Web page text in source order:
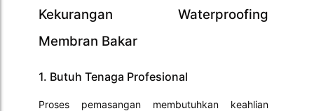
Kekurangan Waterproofing
Membran Bakar
1. Butuh Tenaga Profesional
Proses pemasangan membutuhkan keahlian